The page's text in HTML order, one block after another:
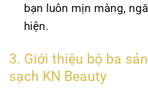
bạn luôn mịn màng,
hiện.
3. Giới thiệu bộ ba
sạch KN Beauty